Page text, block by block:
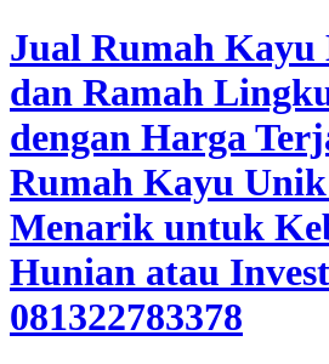
Jual Rumah Kayu
dan Ramah
dengan Harga
Rumah Kayu
Menarik untuk
Hunian atau
081322783378